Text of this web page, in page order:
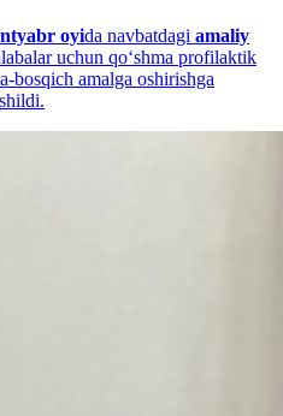
oyida navbatdagi amaliy
uchun qo‘shma profilaktik
bosqich amalga oshirishga